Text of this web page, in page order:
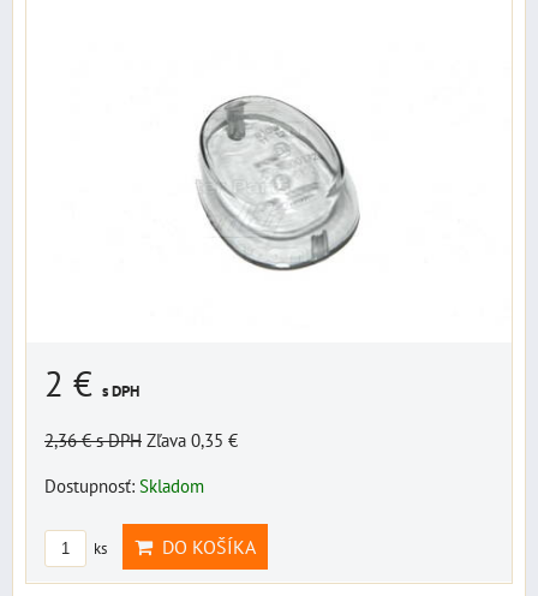
2 € s DPH
2,36 €s DPH Zľava 0,35 €
Dostupnosť: Skladom
ks DO KOŠÍKA